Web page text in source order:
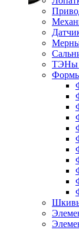
ТЭНы
Формы
Шкивы